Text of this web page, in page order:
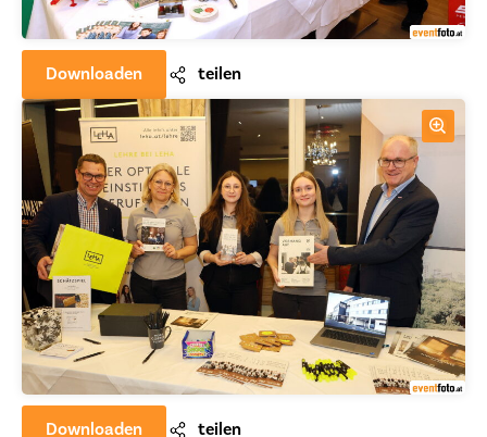
Downloaden teilen
Downloaden teilen